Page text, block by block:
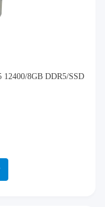
12400/8GB DDR5/SSD